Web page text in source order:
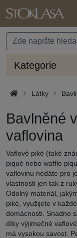
Kategorie
Látky
Bavlněné
vaflovina
Vaflové piké (také
piqué nebo waffle
vaflovinu nedáte pro
vlastnosti jen tak z
Odolný materiál,
piké, využijete v každé
domácnosti. Snadno
díky výjimečné
má vysokou savost.